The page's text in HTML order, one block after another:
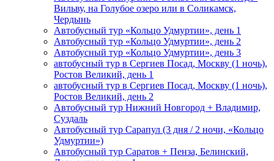
Вильву, на Голубое озеро или в Соликамск,
Чердынь
Автобусный тур «Кольцо Удмуртии», день 1
Автобусный тур «Кольцо Удмуртии», день 2
Автобусный тур «Кольцо Удмуртии», день 3
автобусный тур в Сергиев Посад, Москву (1 ночь),
Ростов Великий, день 1
автобусный тур в Сергиев Посад, Москву (1 ночь),
Ростов Великий, день 2
Автобусный тур Нижний Новгород + Владимир,
Суздаль
Автобусный тур Сарапул (3 дня / 2 ночи, «Кольцо
Удмуртии»)
Автобусный тур Саратов + Пенза, Белинский,